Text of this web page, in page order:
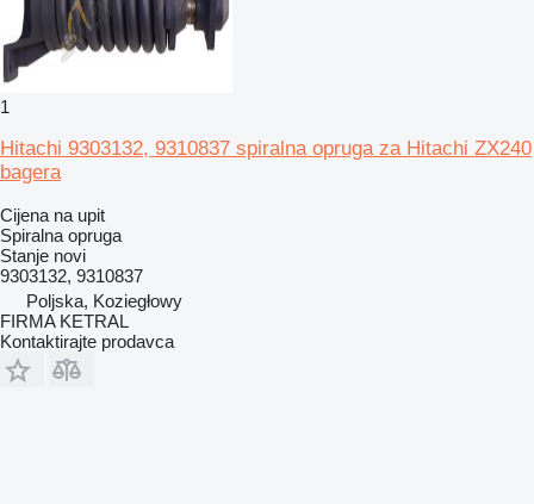
1
Hitachi 9303132, 9310837 spiralna opruga za Hitachi ZX240
bagera
Cijena na upit
Spiralna opruga
Stanje novi
9303132, 9310837
Poljska, Koziegłowy
FIRMA KETRAL
Kontaktirajte prodavca